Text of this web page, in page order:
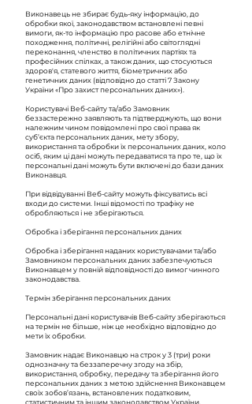
Виконавець не збирає будь-яку інформацію, до
обробки якої, законодавством встановлені певні
вимоги, як-то інформацію про расове або етнічне
походження, політичні, релігійні або світоглядні
переконання, членство в політичних партіях та
професійних спілках, а також даних, що стосуються
здоров'я, статевого життя, біометричних або
генетичних даних (відповідно до статті 7 Закону
України «Про захист персональних даних»).
Користувачі Веб-сайту та/або Замовник
беззастережно заявляють та підтверджують, що вони
належним чином повідомлені про свої права як
суб’єкта персональних даних, мету збору,
використання та обробки їх персональних даних, коло
осіб, яким ці дані можуть передаватися та про те, що їх
персональні дані можуть бути включені до бази даних
Виконавця.
При відвідуванні Веб-сайту можуть фіксуватись всі
входи до системи. Інші відомості по трафіку не
обробляються і не зберігаються.
Обробка і зберігання персональних даних
Обробка і зберігання наданих користувачами та/або
Замовником персональних даних забезпечуються
Виконавцем у повній відповідності до вимог чинного
законодавства.
Термін зберігання персональних даних
Персональні дані користувачів Веб-сайту зберігаються
на термін не більше, ніж це необхідно відповідно до
мети їх обробки.
Замовник надає Виконавцю на строк у 3 (три) роки
однозначну та беззаперечну згоду на збір,
використання, обробку, передачу та зберігання його
персональних даних з метою здійснення Виконавцем
своїх зобов’язань, встановлених податковим,
статистичним та іншим законодавством України,